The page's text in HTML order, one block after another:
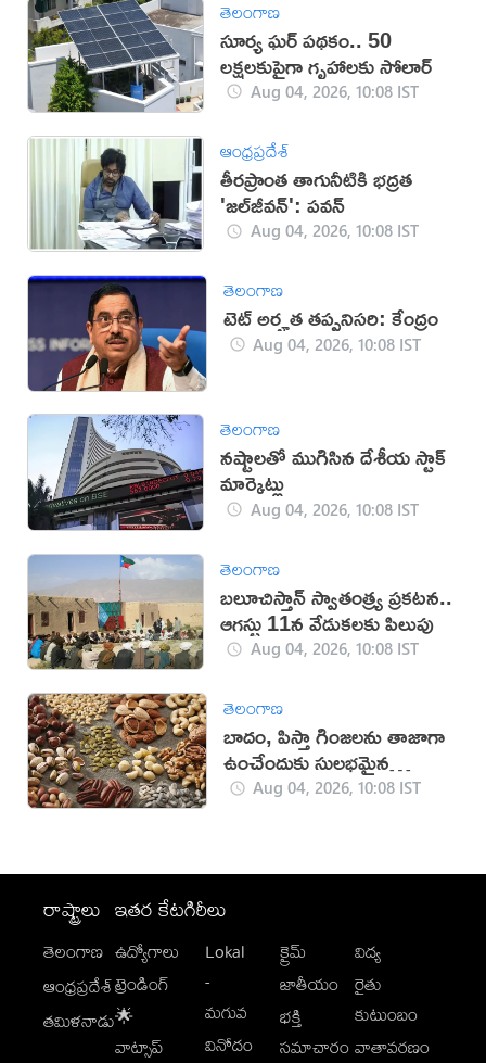
తెలంగాణ
సూర్య ఘర్ పథకం.. 50
లక్షలకుపైగా గృహాలకు సోలార్
Aug 04, 2026, 10:08 IST
ఆంధ్రప్రదేశ్
తీరప్రాంత తాగునీటికి భద్రత
'జల్‌జీవన్': పవన్‌
Aug 04, 2026, 10:08 IST
తెలంగాణ
టెట్ అర్హత తప్పనిసరి: కేంద్రం
Aug 04, 2026, 10:08 IST
తెలంగాణ
నష్టాలతో ముగిసిన దేశీయ స్టాక్
మార్కెట్లు
Aug 04, 2026, 10:08 IST
తెలంగాణ
బలూచిస్తాన్ స్వాతంత్ర్య ప్రకటన..
ఆగస్టు 11న వేడుకలకు పిలుపు
Aug 04, 2026, 10:08 IST
తెలంగాణ
బాదం, పిస్తా గింజలను తాజాగా
ఉంచేందుకు సులభమైన
చిట్కాలు!
Aug 04, 2026, 10:08 IST
రాష్ట్రాలు
తెలంగాణ
ఆంధ్రప్రదేశ్
తమిళనాడు
ఇతర కేటగిరీలు
ఉద్యోగాలు
ట్రెండింగ్
🌟
వాట్సాప్
Lokal
-
మగువ
వినోదం
క్రైమ్
జాతీయం
భక్తి
సమాచారం
విద్య
రైతు
కుటుంబం
వాతావరణం